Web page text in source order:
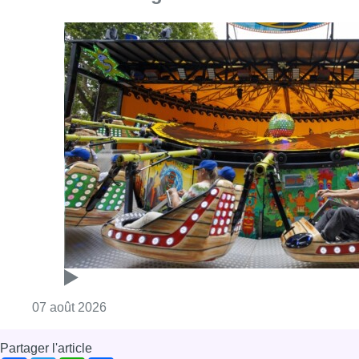
07 août 2026
Partager l'article